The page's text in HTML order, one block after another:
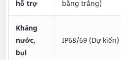
hỗ trợ
bằng trắng)
Kháng
nước,
bụi
IP68/69 (Dự kiến)